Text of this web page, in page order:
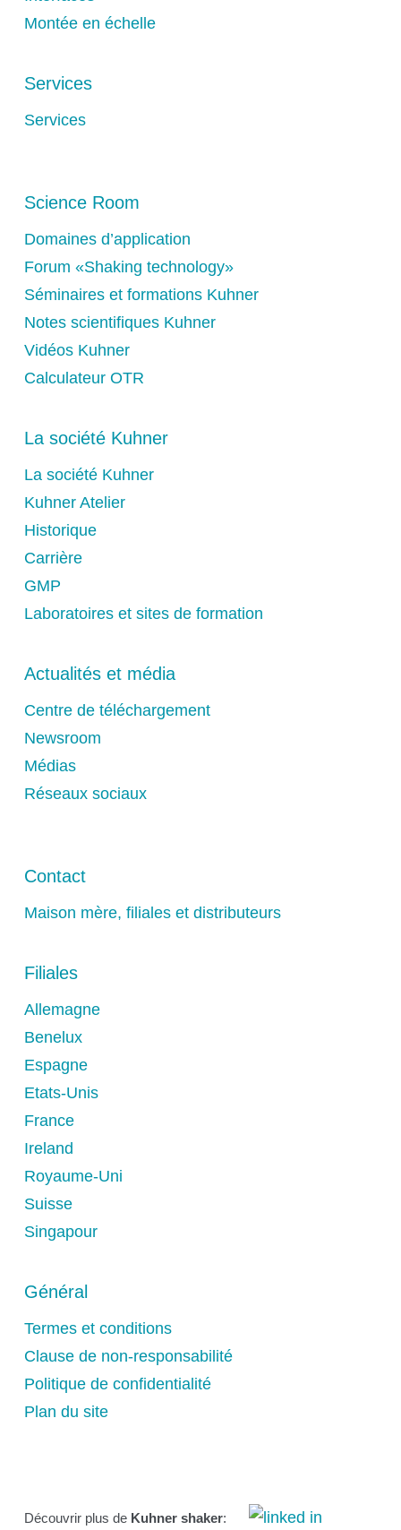
Montée en échelle
Services
Services
Science Room
Domaines d’application
Forum «Shaking technology»
Séminaires et formations Kuhner
Notes scientifiques Kuhner
Vidéos Kuhner
Calculateur OTR
La société Kuhner
La société Kuhner
Kuhner Atelier
Historique
Carrière
GMP
Laboratoires et sites de formation
Actualités et média
Centre de téléchargement
Newsroom
Médias
Réseaux sociaux
Contact
Maison mère, filiales et distributeurs
Filiales
Allemagne
Benelux
Espagne
Etats-Unis
France
Ireland
Royaume-Uni
Suisse
Singapour
Général
Termes et conditions
Clause de non-responsabilité
Politique de confidentialité
Plan du site
Découvrir plus de Kuhner shaker: